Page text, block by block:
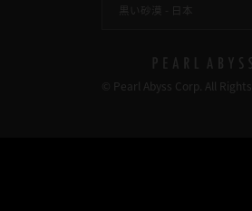
黒い砂漠 - 日本
© Pearl Abyss Corp. All